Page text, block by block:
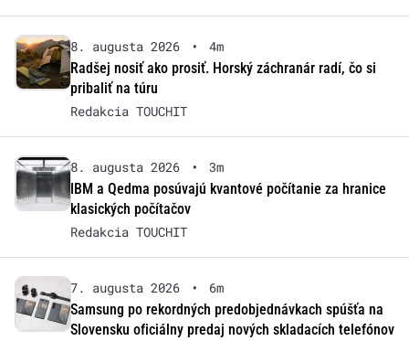
8. augusta 2026 •
4m
Radšej nosiť ako prosiť. Horský záchranár radí, čo si
pribaliť na túru
Redakcia TOUCHIT
8. augusta 2026 •
3m
IBM a Qedma posúvajú kvantové počítanie za hranice
klasických počítačov
Redakcia TOUCHIT
7. augusta 2026 •
6m
Samsung po rekordných predobjednávkach spúšťa na
Slovensku oficiálny predaj nových skladacích telefónov